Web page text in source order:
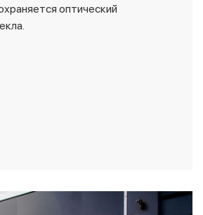
оптический